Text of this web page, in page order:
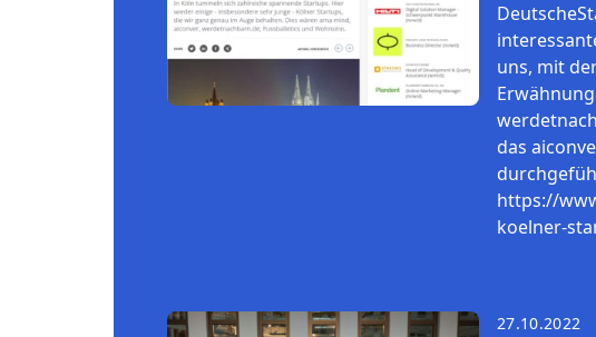
uns, mit
das
https://
koelner-
27.10.2022